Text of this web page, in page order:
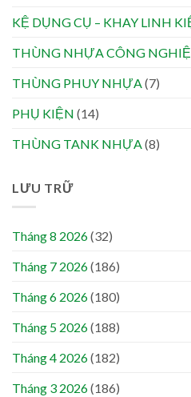
KỆ DỤNG CỤ – KHAY LINH
THÙNG NHỰA CÔNG
THÙNG PHUY NHỰA(7)
PHỤ KIỆN (14)
THÙNG TANK NHỰA(8)
LƯU TRỮ
Tháng 8 2026(32)
Tháng 7 2026(186)
Tháng 6 2026(180)
Tháng 5 2026(188)
Tháng 4 2026(182)
Tháng 3 2026(186)